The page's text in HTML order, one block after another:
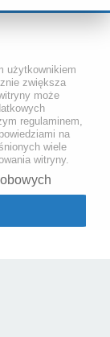
użytkownikiem
zwiększa
może
regulaminem,
na
wiele
witryny.